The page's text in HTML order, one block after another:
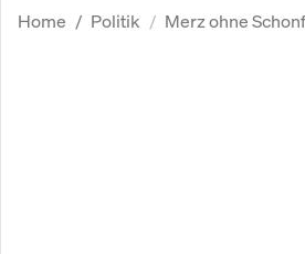
Home Politik Merz ohne